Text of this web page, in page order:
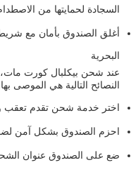
السجادة لحمايتها من
أغلق الصندوق بأمان مع شريط
البحرية
عند شحن بيكلبال كورت
النصائح التالية هي الموصى بها:
اختر خدمة شحن تقدم تعقب
احزم الصندوق بشكل آمن
ضع على الصندوق عنوان